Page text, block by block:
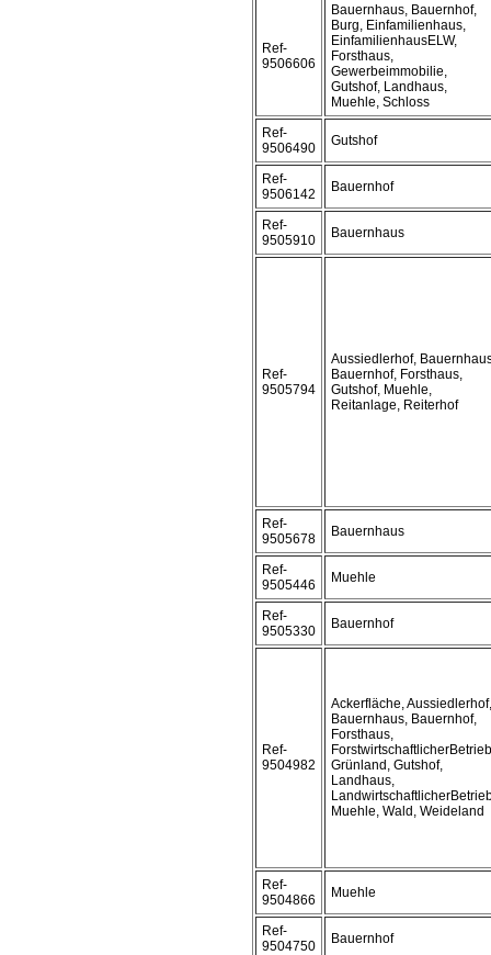
Ref-
9506606
Bauernhaus, Bauernhof,
Burg, Einfamilienhaus,
EinfamilienhausELW,
Forsthaus,
Gewerbeimmobilie,
Gutshof, Landhaus,
Muehle, Schloss
Ref-
9506490
Gutshof
Ref-
9506142
Bauernhof
Ref-
9505910
Bauernhaus
Ref-
9505794
Aussiedlerhof,
Bauernhof, Forsthaus,
Gutshof, Muehle,
Reitanlage, Reiterhof
Ref-
9505678
Bauernhaus
Ref-
9505446
Muehle
Ref-
9505330
Bauernhof
Ref-
9504982
Ackerfläche, Aussiedlerhof,
Bauernhaus, Bauernhof,
Forsthaus,
Grünland, Gutshof,
Landhaus,
Muehle, Wald, Weideland
Ref-
9504866
Muehle
Ref-
9504750
Bauernhof